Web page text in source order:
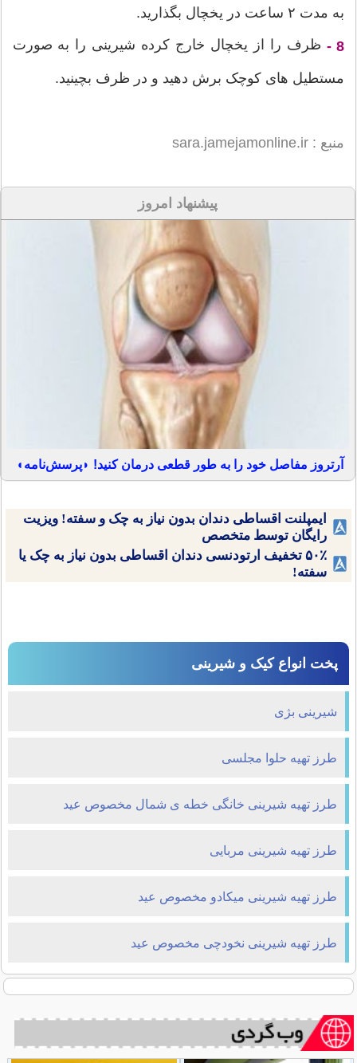
به مدت ۲ ساعت در یخچال بگذارید.
8 - ظرف را از یخچال خارج کرده شیرینی را به صورت
مستطیل های کوچک برش دهید و در ظرف بچینید.
منبع : sara.jamejamonline.ir
پیشنهاد امروز
آرتروز مفاصل خود را به طور قطعی درمان کنید! ◗پرسش‌نامه◖
ایمپلنت اقساطی دندان بدون نیاز به چک و سفته! ویزیت
رایگان توسط متخصص
۵۰٪ تخفیف ارتودنسی دندان اقساطی بدون نیاز به چک یا
سفته!
پخت انواع کیک و شیرینی
شیرینی بژی
طرز تهیه حلوا مجلسی
طرز تهیه شیرینی خانگی خطه ی شمال مخصوص عید
طرز تهیه شیرینی مربایی
طرز تهیه شیرینی میکادو مخصوص عید
طرز تهیه شیرینی نخودچی مخصوص عید